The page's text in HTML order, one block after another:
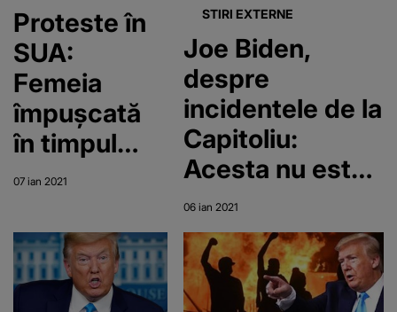
Proteste în
SUA:
Femeia
împuşcată
în timpul
incidentelor
Capitoliu a
murit
07 ian 2021
STIRI EXTERNE
Joe Biden,
despre
incidentele de la
Capitoliu:
Acesta nu este
un protest, este
o revoltă
06 ian 2021